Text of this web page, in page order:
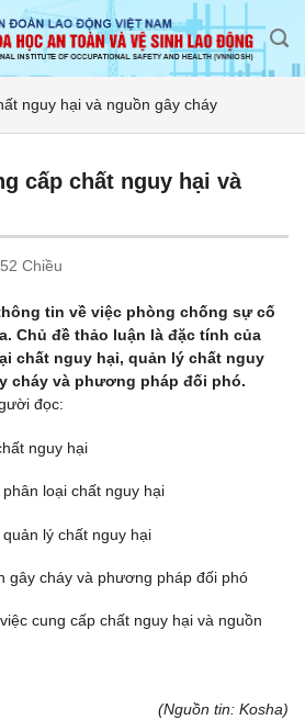
nguy hại và nguồn gây cháy
cấp chất nguy hại và
Chiều
tin về việc phòng chống sự cố
Chủ đề thảo luận là đặc tính của
chất nguy hại, quản lý chất nguy
cháy và phương pháp đối phó.
đọc:
nguy hại
loại chất nguy hại
lý chất nguy hại
gây cháy và phương pháp đối phó
cung cấp chất nguy hại và nguồn
(Nguồn tin: Kosha)